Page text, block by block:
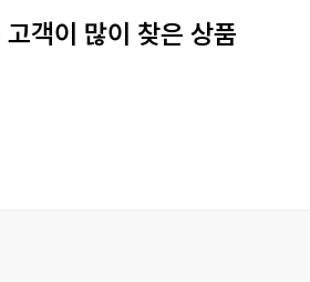
고객이 많이 찾은 상품